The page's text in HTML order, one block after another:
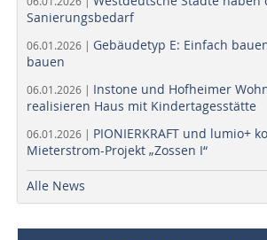
Sanierungsbedarf
06.01.2026 | Gebäudetyp E: Einfach
bauen
06.01.2026 | Instone und Hofheimer
realisieren Haus mit Kindertagesstätte
06.01.2026 | PIONIERKRAFT und lumio+
Mieterstrom-Projekt „Zossen I“
Alle News